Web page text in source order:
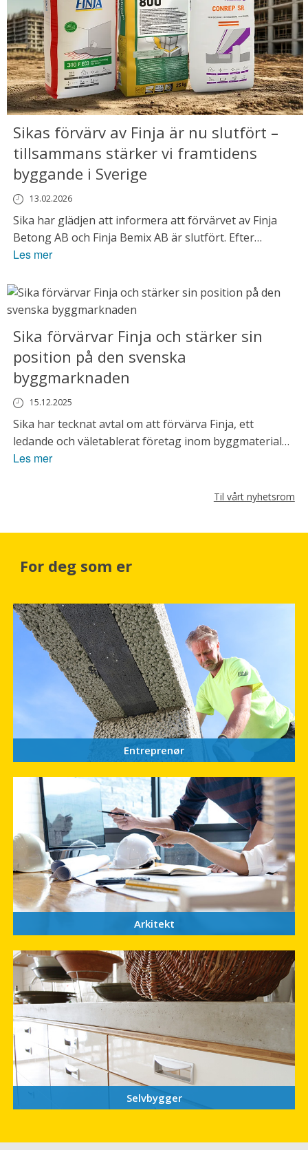
Sikas förvärv av Finja är nu slutfört –
tillsammans stärker vi framtidens
byggande i Sverige
13.02.2026
Sika har glädjen att informera att förvärvet av Finja
Betong AB och Finja Bemix AB är slutfört. Efter
godkännande från myndigheterna träder affären i
kapitel för bolagen.
Les mer
Sika förvärvar Finja och stärker sin
position på den svenska
byggmarknaden
15.12.2025
Sika har tecknat avtal om att förvärva Finja, ett
ledande och väletablerat företag inom byggmaterial
för murat och putsat byggande. Genom förvärvet
ytterligare position som byggmaterialleverantör, för
Les mer
Til vårt nyhetsrom
For deg som er
Entreprenør
Arkitekt
Selvbygger